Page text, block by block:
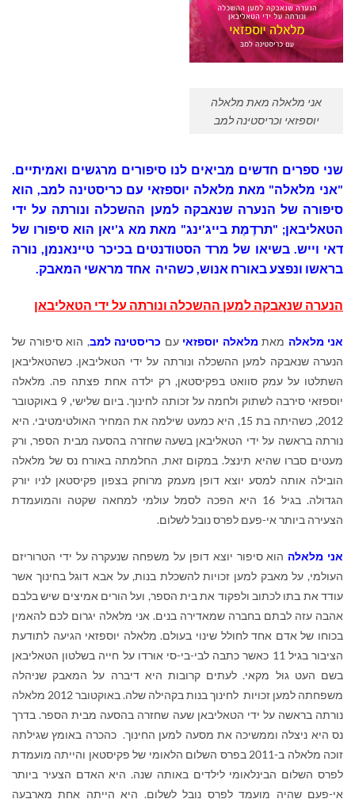
אני‭ ‬מלאלה מאת מלאלה
יוספזאי וכריסטינה למב
שני ספרים חדשים מביאים לנו סיפורים מרגשים ואמיתיים.
"אני מלאלה" מאת מלאלה יוספזאי עם כריסטינה למב, הוא
סיפורה של הנערה שנאבקה למען ההשכלה ונורתה על ידי
הטאליבאן; "תרדֶמֶת בייג'ינג" מאת מא ג'יאן הוא סיפורו של
דאי וייש. בשיאו של מרד הסטודנטים בכיכר טיינאנמן, נורה
בראשו ונפצע באורח אנוש, כשהיה אחד מראשי המאבק.
הנערה שנאבקה למען ההשכלה ונורתה על ידי הטאליבאן
אני מלאלה מאת מלאלה יוספזאי עם כריסטינה למב, הוא סיפורה של
הנערה שנאבקה למען ההשכלה ונורתה על ידי הטאליבאן. כשהטאליבאן
השתלטו על עמק סוואט בפקיסטאן, רק ילדה אחת פצתה פה. מלאלה
יוספזאי סירבה לשתוק ולחמה על זכותה לחינוך. ביום שלישי, 9 באוקטובר
2012, כשהיתה בת 15, היא כמעט שילמה את המחיר האולטימטיבי. היא
נורתה בראשה על ידי הטאליבאן בשעה שחזרה בהסעה מבית הספר, ורק
מעטים סברו שהיא תינצל. במקום זאת, החלמתה באורח נס של מלאלה
הובילה אותה למסע יוצא דופן מעמק מרוחק בצפון פקיסטאן לניו יורק
הגדולה. בגיל 16 היא הפכה לסמל עולמי למחאה שקטה והמועמדת
הצעירה ביותר אי-פעם לפרס נובל לשלום.
אני מלאלה הוא סיפור יוצא דופן על משפחה שנעקרה על ידי הטרוריזם
העולמי, על מאבק למען זכויות להשכלת בנות, על אבא דוגל בחינוך אשר
עודד את בתו לכתוב ולפקוד את בית הספר, ועל הורים אמיצים שיש בלבם
אהבה עזה לבתם בחברה שמאדירה בנים. אני מלאלה יגרום לכם להאמין
בכוחו של אדם אחד לחולל שינוי בעולם. מלאלה יוספזאי הגיעה לתודעת
הציבור בגיל 11 כאשר כתבה לבי-בי-סי אוּרדו על חייה בשלטון הטאליבאן
בשם העט גוּל מקאי. לעתים קרובות היא דיברה על המאבק שניהלה
משפחתה למען זכויות לחינוך בנות בקהילה שלה. באוקטובר 2012 מלאלה
נורתה בראשה על ידי הטאליבאן שעה שחזרה בהסעה מבית הספר. בדרך
נס היא ניצלה וממשיכה את מסעה למען החינוך. כהכרה באומץ שגילתה
זוכה מלאלה ב-2011 בפרס השלום הלאומי של פקיסטאן והייתה מועמדת
לפרס השלום הבינלאומי לילדים באותה שנה. היא האדם הצעיר ביותר
אי-פעם שהיה מועמד לפרס נובל לשלום. היא הייתה אחת מארבעה